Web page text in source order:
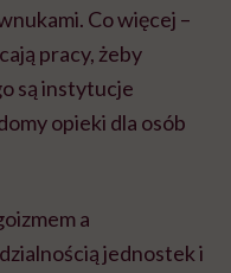
Co więcej –
pracy, żeby
są instytucje
opieki dla osób
a
jednostek i